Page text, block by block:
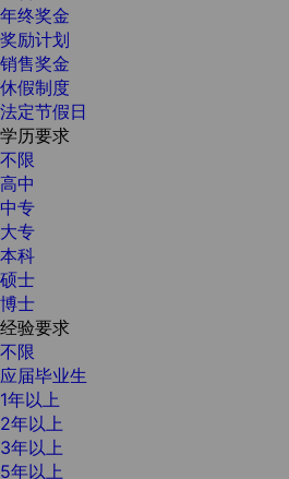
年终奖金
奖励计划
销售奖金
休假制度
法定节假日
学历要求
不限
高中
中专
大专
本科
硕士
博士
经验要求
不限
应届毕业生
1年以上
2年以上
3年以上
5年以上